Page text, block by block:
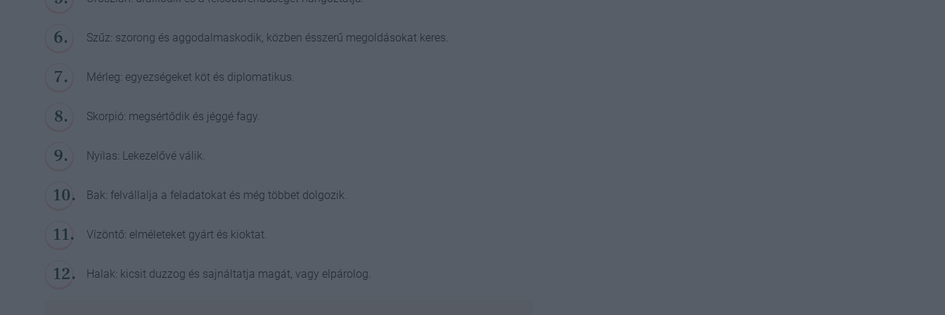
Szűz: szorong és aggodalmaskodik, közben ésszerű megoldásokat keres.
Mérleg: egyezségeket köt és diplomatikus.
Skorpió: megsértődik és jéggé fagy.
Nyilas: Lekezelővé válik.
Bak: felvállalja a feladatokat és még többet dolgozik.
Vízöntő: elméleteket gyárt és kioktat.
Halak: kicsit duzzog és sajnáltatja magát, vagy elpárolog.